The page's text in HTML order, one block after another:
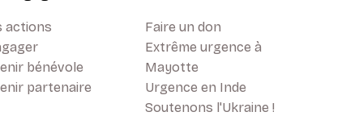
actions
bénévole
partenaire
Faire un don
Extrême urgence à
Mayotte
Urgence en Inde
Soutenons l'Ukraine !